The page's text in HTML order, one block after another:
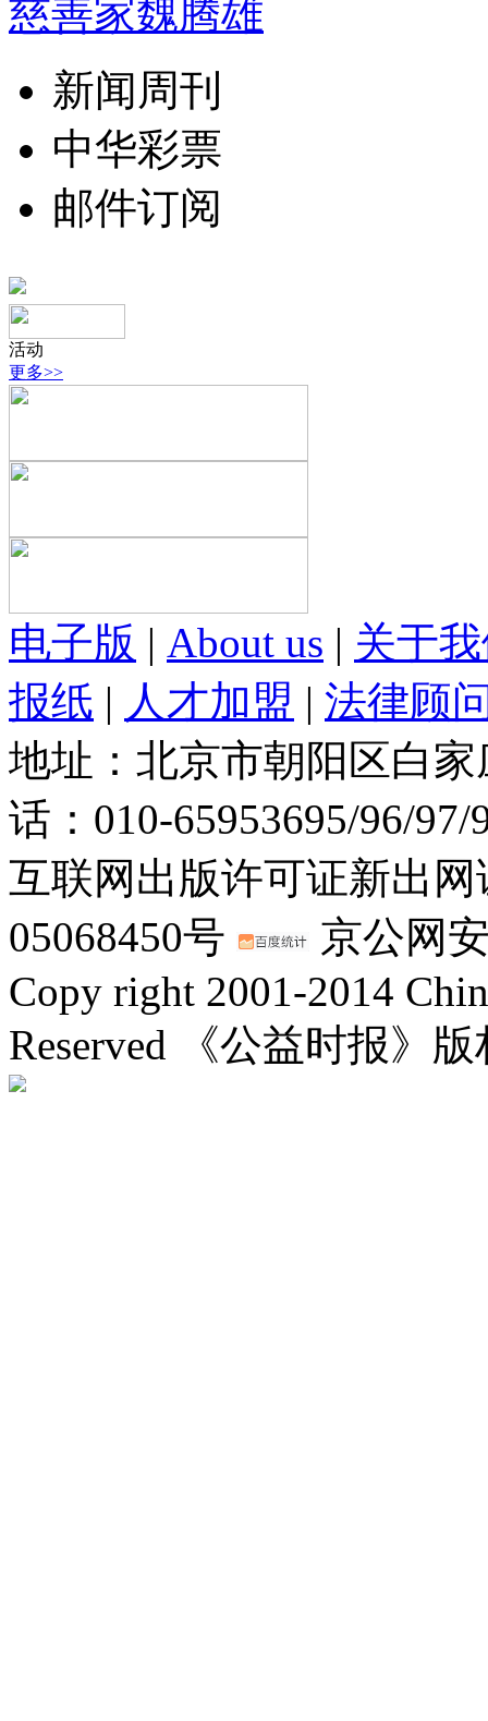
慈善家魏腾雄
新闻周刊
中华彩票
邮件订阅
活动
更多>>
电子版 | About us | 关于
报纸 | 人才加盟 | 法律顾
地址：北京市朝阳区白
话：010-65953695/96/
互联网出版许可证新出
05068450号
京公网
Copy right 2001-2014
Reserved 《公益时报》